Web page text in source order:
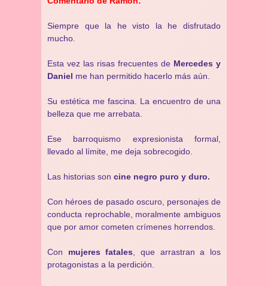
Siempre que la he visto la he disfrutado
mucho.
Esta vez las risas frecuentes de Mercedes y
Daniel me han permitido hacerlo más aún.
Su estética me fascina. La encuentro de una
belleza que me arrebata.
Ese barroquismo expresionista formal,
llevado al límite, me deja sobrecogido.
Las historias son cine negro puro y duro.
Con héroes de pasado oscuro, personajes de
conducta reprochable, moralmente ambiguos
que por amor cometen crímenes horrendos.
Con mujeres fatales , que arrastran a los
protagonistas a la perdición.